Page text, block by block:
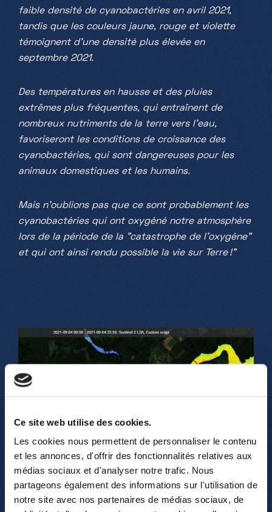
Ce site web utilise des cookies.
Les cookies nous permettent de personnaliser le contenu
et les annonces, d'offrir des fonctionnalités relatives aux
médias sociaux et d'analyser notre trafic. Nous
partageons également des informations sur l'utilisation de
notre site avec nos partenaires de médias sociaux, de
faible densité de cyanobactéries en avril 2021,
tandis que les couleurs jaune, rouge et violette
témoignent d'une densité plus élevée en
septembre 2021.
Des températures en hausse et des pluies
extrêmes plus fréquentes, qui entraînent de
nombreux nutriments de la terre vers l'eau,
favoriseront les conditions de croissance des
cyanobactéries, qui sont dangereuses pour les
animaux domestiques et les humains.
Mais n'oublions pas que ce sont probablement les
cyanobactéries qui ont oxygéné notre atmosphère
lors de la période de la "catastrophe de l'oxygène"
et qui ont ainsi rendu possible la vie sur Terre !"